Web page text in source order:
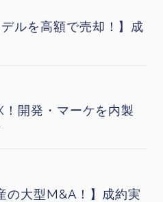
ルを高額で売却！】成
！開発・マーケを内製
の大型M&A！】成約実